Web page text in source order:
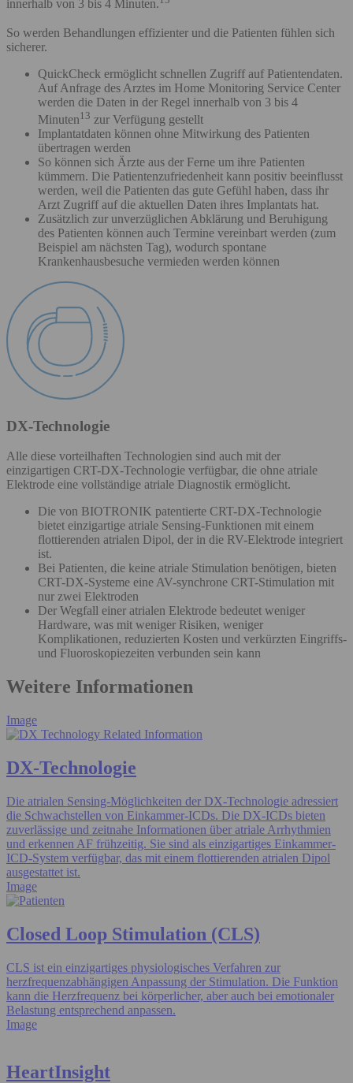
innerhalb von 3 bis 4 Minuten.
So werden Behandlungen effizienter und die Patienten fühlen sich
sicherer.
QuickCheck ermöglicht schnellen Zugriff auf Patientendaten.
Auf Anfrage des Arztes im Home Monitoring Service Center
werden die Daten in der Regel innerhalb von 3 bis 4
Minuten13 zur Verfügung gestellt
Implantatdaten können ohne Mitwirkung des Patienten
übertragen werden
So können sich Ärzte aus der Ferne um ihre Patienten
kümmern. Die Patientenzufriedenheit kann positiv beeinflusst
werden, weil die Patienten das gute Gefühl haben, dass ihr
Arzt Zugriff auf die aktuellen Daten ihres Implantats hat.
Zusätzlich zur unverzüglichen Abklärung und Beruhigung
des Patienten können auch Termine vereinbart werden (zum
Beispiel am nächsten Tag), wodurch spontane
Krankenhausbesuche vermieden werden können
DX-Technologie
Alle diese vorteilhaften Technologien sind auch mit der
einzigartigen CRT-DX-Technologie verfügbar, die ohne atriale
Elektrode eine vollständige atriale Diagnostik ermöglicht.
Die von BIOTRONIK patentierte CRT-DX-Technologie
bietet einzigartige atriale Sensing-Funktionen mit einem
flottierenden atrialen Dipol, der in die RV-Elektrode integriert
ist.
Bei Patienten, die keine atriale Stimulation benötigen, bieten
CRT-DX-Systeme eine AV-synchrone CRT-Stimulation mit
nur zwei Elektroden
Der Wegfall einer atrialen Elektrode bedeutet weniger
Hardware, was mit weniger Risiken, weniger
Komplikationen, reduzierten Kosten und verkürzten Eingriffs-
und Fluoroskopiezeiten verbunden sein kann
Weitere Informationen
Image
DX-Technologie
Die atrialen Sensing-Möglichkeiten der DX-Technologie adressiert
die Schwachstellen von Einkammer-ICDs. Die DX-ICDs bieten
zuverlässige und zeitnahe Informationen über atriale Arrhythmien
und erkennen AF frühzeitig. Sie sind als einzigartiges Einkammer-
ICD-System verfügbar, das mit einem flottierenden atrialen Dipol
ausgestattet ist.
Image
Closed Loop Stimulation (CLS)
CLS ist ein einzigartiges physiologisches Verfahren zur
herzfrequenzabhängigen Anpassung der Stimulation. Die Funktion
kann die Herzfrequenz bei körperlicher, aber auch bei emotionaler
Belastung entsprechend anpassen.
Image
HeartInsight